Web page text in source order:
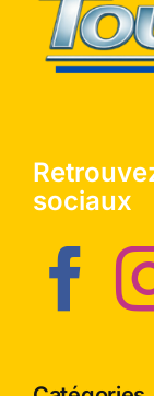
sociaux